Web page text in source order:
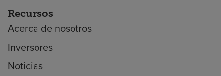
Recursos
Acerca de nosotros
Inversores
Noticias